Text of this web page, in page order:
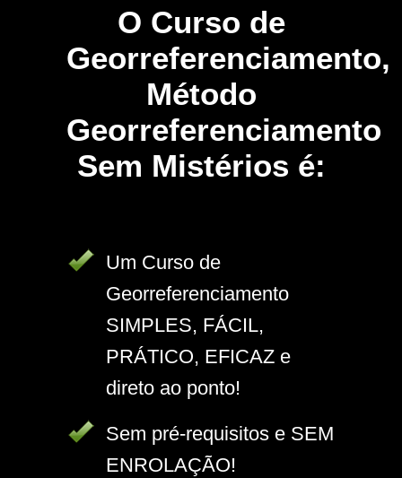
O Curso de
Georreferenciamento,
Método
Georreferenciamento
Sem Mistérios é:
Um Curso de
Georreferenciamento
SIMPLES, FÁCIL,
PRÁTICO, EFICAZ e
direto ao ponto!
Sem pré-requisitos e SEM
ENROLAÇÃO!